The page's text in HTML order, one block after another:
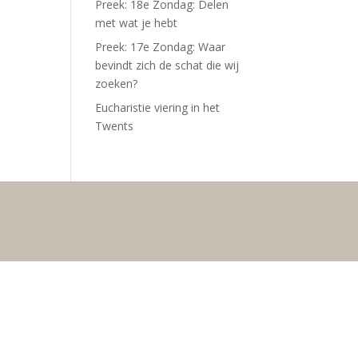
Preek: 18e Zondag: Delen
met wat je hebt
Preek: 17e Zondag: Waar
bevindt zich de schat die wij
zoeken?
Eucharistie viering in het
Twents